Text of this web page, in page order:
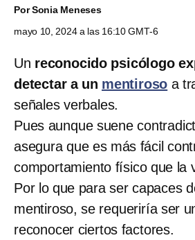
PorSonia Meneses
mayo 10, 2024 a las 16:10 GMT-6
Un reconocido psicólogo
detectar a un mentiroso a
señales verbales.
Pues aunque suene
asegura que es más fácil
comportamiento físico que la
Por lo que para ser capaces
mentiroso, se requeriría ser
reconocer ciertos factores.